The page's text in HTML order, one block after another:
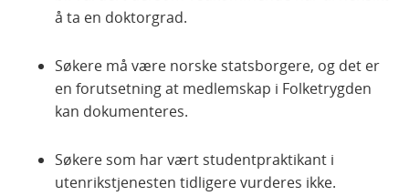
å ta en doktorgrad.
Søkere må være norske statsborgere, og det er
en forutsetning at medlemskap i Folketrygden
kan dokumenteres.
Søkere som har vært studentpraktikant i
utenrikstjenesten tidligere vurderes ikke.